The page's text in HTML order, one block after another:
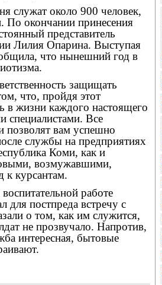
служат около 900 человек,
окончании принесения
представитель
Лилия Опарина. Выступая
что нынешний год в
защищать
что, пройдя этот
в жизни каждого настоящего
специалистами. Все
позволят вам успешно
службы на предприятиях
Коми, как и
возмужавшими,
к курсантам.
работе
для постпреда встречу с
о том, как им служится,
не прозвучало. Напротив,
интересная, бытовые